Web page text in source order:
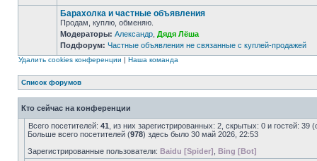
Барахолка и частные объявления
Продам, куплю, обменяю.
Модераторы: Александр Дядя Лёша
Подфорум: Частные объявления не связанные с куплей-продажей
Удалить cookies конференции | Наша команда
Список форумов
Кто сейчас на конференции
Всего посетителей: 41 , из них зарегистрированных: 2, скрытых: 0 и гостей:
Больше всего посетителей (978) здесь было 30 май 2026, 22:53
Зарегистрированные пользователи: Baidu [Spider] Bing [Bot]